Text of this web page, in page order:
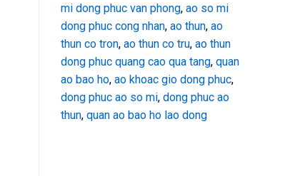
mi dong phuc van phong, ao so mi
dong phuc cong nhan, ao thun, ao
thun co tron, ao thun co tru, ao thun
dong phuc quang cao qua tang, quan
ao bao ho, ao khoac gio dong phuc,
dong phuc ao so mi, dong phuc ao
thun, quan ao bao ho lao dong